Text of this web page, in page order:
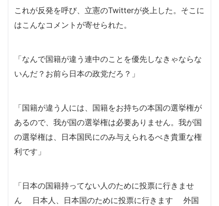
これが反発を呼び、立憲のTwitterが炎上した。そこに
はこんなコメントが寄せられた。
「なんで国籍が違う連中のことを優先しなきゃならな
いんだ？お前ら日本の政党だろ？」
「国籍が違う人には、国籍をお持ちの本国の選挙権が
あるので、我が国の選挙権は必要ありません。我が国
の選挙権は、日本国民にのみ与えられるべき貴重な権
利です」
「日本の国籍持ってない人のために投票に行きませ
ん 日本人、日本国のために投票に行きます 外国